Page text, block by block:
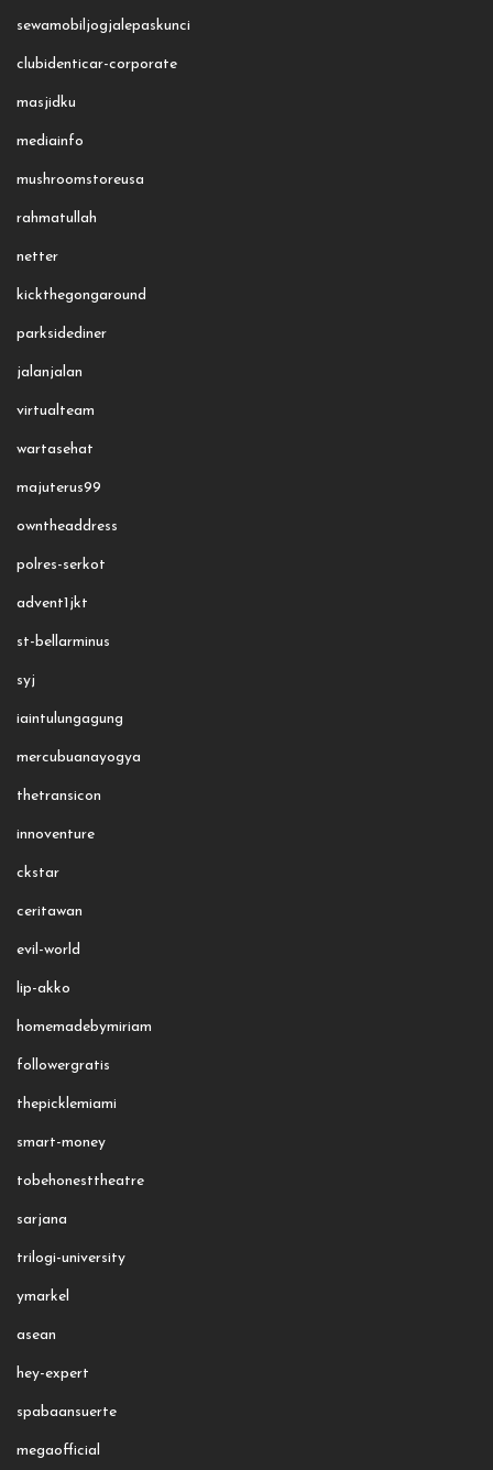
sewamobiljogjalepaskunci
clubidenticar-corporate
masjidku
mediainfo
mushroomstoreusa
rahmatullah
netter
kickthegongaround
parksidediner
jalanjalan
virtualteam
wartasehat
majuterus99
owntheaddress
polres-serkot
advent1jkt
st-bellarminus
syj
iaintulungagung
mercubuanayogya
thetransicon
innoventure
ckstar
ceritawan
evil-world
lip-akko
homemadebymiriam
followergratis
thepicklemiami
smart-money
tobehonesttheatre
sarjana
trilogi-university
ymarkel
asean
hey-expert
spabaansuerte
megaofficial